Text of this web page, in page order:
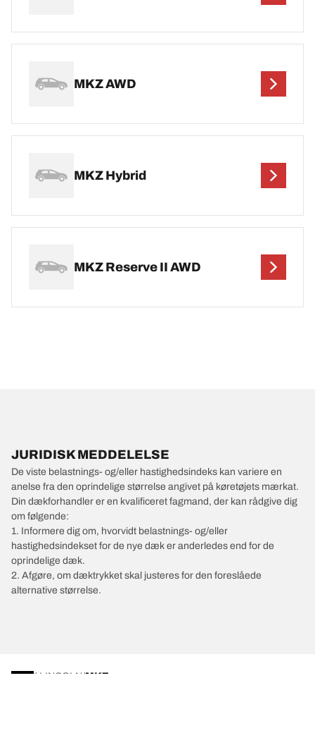
MKZ AWD
MKZ Hybrid
MKZ Reserve II AWD
JURIDISK MEDDELELSE
De viste belastnings- og/eller hastighedsindeks kan variere en
anelse fra den oprindelige størrelse angivet på køretøjets mærkat.
Din dækforhandler er en kvalificeret fagmand, der kan rådgive dig
om følgende:
1. Informere dig om, hvorvidt belastnings- og/eller
hastighedsindekset for de nye dæk er anderledes end for de
oprindelige dæk.
2. Afgøre, om dæktrykket skal justeres for den foreslåede
alternative størrelse.
/ LINCOLN MKZ